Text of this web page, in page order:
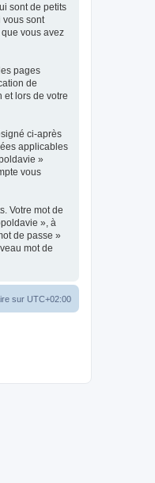
sont de petits
vous sont
vous avez
pages
de
et lors de votre
ci-après
applicables
»
vous
Votre mot de
», à
de passe »
mot de
sur UTC+02:00